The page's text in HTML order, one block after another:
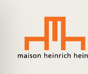
content